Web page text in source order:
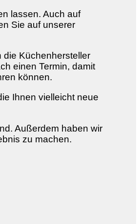
lassen. Auch auf
Sie auf unserer
die Küchenhersteller
einen Termin, damit
können.
Ihnen vielleicht neue
Außerdem haben wir
zu machen.